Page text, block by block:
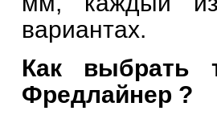
вариантах.
Как выбрать
Фредлайнер ?